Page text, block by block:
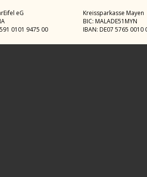
eG
0101 9475 00
Kreissparkasse Mayen
BIC: MALADE51MYN
IBAN: DE07 5765 0010